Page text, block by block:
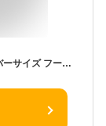
[Minesam] パーカー レディース トレーナー オーバーサイズ フード付き トップス ゆったり 大きいサイズ チャック コート 春秋冬 カジュアル グレー M